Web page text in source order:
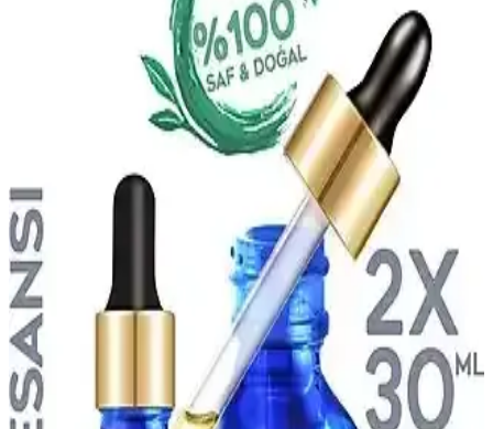
Afro Dynamic parfüm, uygun fiyatı ve etkileyici kokusuyla günlük
kullanım için ideal. Uzun süre dayanıklı, canlı ve çekici bir koku
deneyimi sunar, her mevsim ve ortamda tercih edilebilir.
Afrodizyak Etkili Parfümler: Cazibenizi Artıran
Doğal ve Çekici Kokular
Afrodizyak etkili parfümler, cinsel arzuyu ve çekiciliği artırmak için
doğal bileşenler ve özel notalar içerir. Doğru seçim ve kullanım ile
kişisel cazibenizi güçlendirebilirsiniz.
Lancome Tresor Edp 100 Ml Kadın Parfümü: Zarif
ve Kalıcı Odunsu Çiçeksi Koku Deneyimi
Lancome Tresor Edp 100 ml, odunsu ve çiçeksi notalarıyla kalıcı ve
şık bir kadın parfümüdür. Ferah yapısı ve uzun süreli etkisiyle
günlük ve özel kullanımlar için ideal bir seçenek sunar.
Afro Dynamic Parfüm Kalıcılığı Hakkında Bilgi ve
Etkileyen Faktörler